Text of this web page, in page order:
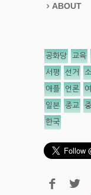
ABOUT
공화당 교육
서평 선거
애플 언론
일본 종교
한국